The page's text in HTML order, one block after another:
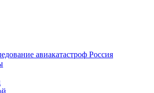
авиакатастроф Россия